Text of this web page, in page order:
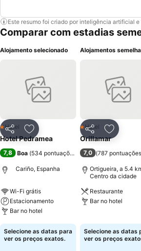
Este resumo foi criado por inteligência artificial
Comparar com estadias
Alojamento selecionado
PartilharAdicionar aos favoritos
1 Estrelas
Hotel
Hotel Pedramea
7,8 Boa (534 pontuações
Cariño, Espanha
Wi-Fi grátis
Estacionamento
Bar no hotel
Ver preços
Selecione as datas para
ver os preços exatos.
Alojamentos
Partilhar
1 Estrelas
Hotel
Orillamar
7,0 (787 pontuações
Ortigueira, a 5.4
Centro da cidade
Restaurante
Bar no hotel
Selecione as datas
ver os preços